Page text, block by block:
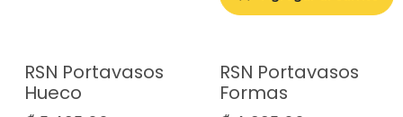
RSN Portavasos
Hueco
RSN Portavasos
Formas